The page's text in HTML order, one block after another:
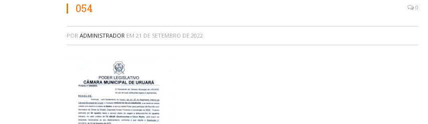
054 0
POR ADMINISTRADOR EM 21 DE SETEMBRO DE 2022